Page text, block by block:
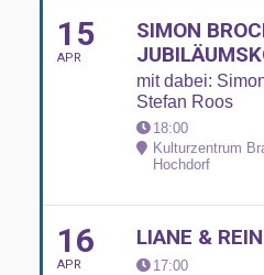
15
APR
SIMON
mit dabei:
Stefan Roos
18:00
Kulturzentrum
Hochdorf
16
APR
LIANE &
17:00